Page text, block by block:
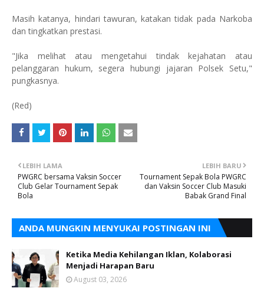
Masih katanya, hindari tawuran, katakan tidak pada Narkoba
dan tingkatkan prestasi.
"Jika melihat atau mengetahui tindak kejahatan atau
pelanggaran hukum, segera hubungi jajaran Polsek Setu,"
pungkasnya.
(Red)
LEBIH BARU
Tournament Sepak Bola PWGRC
dan Vaksin Soccer Club Masuki
Babak Grand Final
LEBIH LAMA
PWGRC bersama Vaksin Soccer
Club Gelar Tournament Sepak
Bola
ANDA MUNGKIN MENYUKAI POSTINGAN INI
Ketika Media Kehilangan Iklan, Kolaborasi
Menjadi Harapan Baru
August 03, 2026